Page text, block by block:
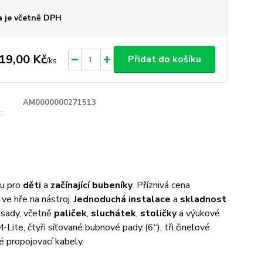
je včetně DPH
Kč/ks Přidat do košíku
AM0000000271513
pro děti a začínající bubeníky. Příznivá cena
hře na nástroj.Jednoduchá instalace a skladnost
včetně paliček, sluchátek, stoličkya výukové
čtyři síťované bubnové pady (6“), tři činelové
propojovací kabely.